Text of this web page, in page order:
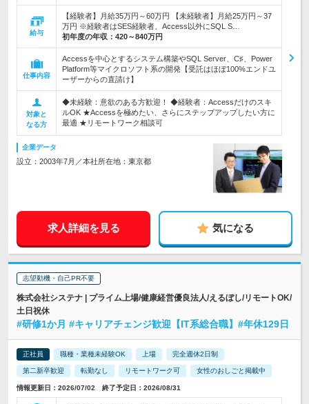
給与
【経験者】月給35万円～60万円 【未経験者】月給25万円～37
万円 ※経験者はSES経験者、Access以外にSQL S…
初年度の年収： 420～840万円
仕事内容
Accessを中心とするシステム構築やSQL Server、C♯、Power
Platform等マイクロソフト系の開発【受託はほぼ100%エンドユ
ーザーからの直請け】
対象と
なる方
◆未経験：意欲のある方歓迎！ ◆経験者：Accessだけのスキ
ルOK ★Accessを極めたい、さらにステップアップしたい方に
最適 ★リモートワーク相談可
企業データ
設立：2003年7月／本社所在地：東京都
求人詳細を見る 気になる
志望動機・自己PR不要
株式会社システナ | プライム上場/健康経営優良法人/えるぼし/リモートOK/
土日祝休
#研修1か月 #キャリアチェンジ歓迎【IT系総合職】#年休129日
正社員 職種・業種未経験OK 上場 完全週休2日制
第二新卒歓迎 転勤なし リモートワーク可 女性のおしごと掲載中
情報更新日：2026/07/02 終了予定日：2026/08/31